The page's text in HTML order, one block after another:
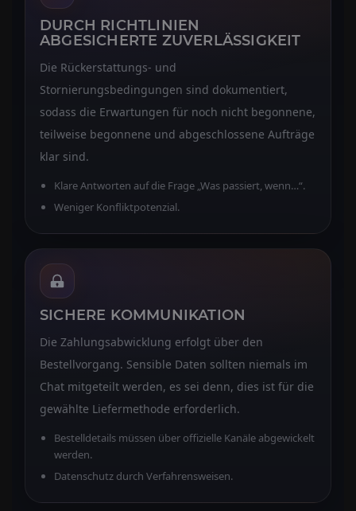
DURCH RICHTLINIEN
ABGESICHERTE ZUVERLÄSSIGKEIT
Die Rückerstattungs- und
Stornierungsbedingungen sind dokumentiert,
sodass die Erwartungen für noch nicht begonnene,
teilweise begonnene und abgeschlossene Aufträge
klar sind.
Klare Antworten auf die Frage „Was passiert, wenn…“.
Weniger Konfliktpotenzial.
SICHERE KOMMUNIKATION
Die Zahlungsabwicklung erfolgt über den
Bestellvorgang. Sensible Daten sollten niemals im
Chat mitgeteilt werden, es sei denn, dies ist für die
gewählte Liefermethode erforderlich.
Bestelldetails müssen über offizielle Kanäle abgewickelt
werden.
Datenschutz durch Verfahrensweisen.